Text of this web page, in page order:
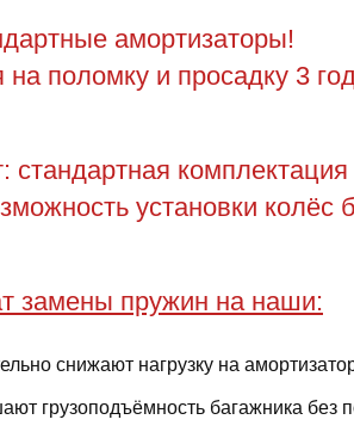
амортизаторы!
на поломку и просадку 3
стандартная
установки
замены пружин на наши:
снижают нагрузку на
грузоподъёмность багажника без